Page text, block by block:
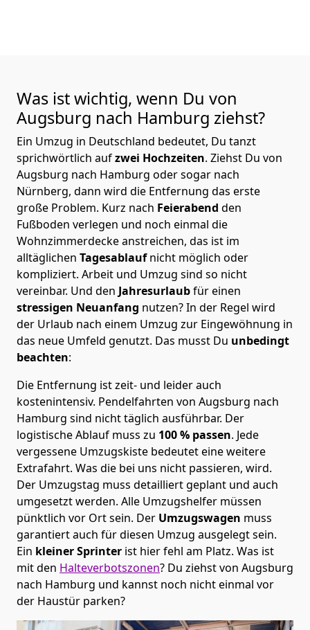
Was ist wichtig, wenn Du von
Augsburg nach Hamburg ziehst?
Ein Umzug in Deutschland bedeutet, Du tanzt
sprichwörtlich aufzwei Hochzeiten. Ziehst Du von
Augsburg nach Hamburg oder sogar nach
Nürnberg, dann wird die Entfernung das erste
große Problem. Kurz nach Feierabend den
Fußboden verlegen und noch einmal die
Wohnzimmerdecke anstreichen, das ist im
alltäglichen Tagesablaufnicht möglich oder
kompliziert. Arbeit und Umzug sind so nicht
vereinbar. Und den Jahresurlaubfür einen
stressigen Neuanfang nutzen? In der Regel wird
der Urlaub nach einem Umzug zur Eingewöhnung in
das neue Umfeld genutzt. Das musst Du unbedingt
beachten:
Die Entfernung ist zeit- und leider auch
kostenintensiv. Pendelfahrten von Augsburg nach
Hamburg sind nicht täglich ausführbar. Der
logistische Ablauf muss zu 100 % passen. Jede
vergessene Umzugskiste bedeutet eine weitere
Extrafahrt. Was die bei uns nicht passieren, wird.
Der Umzugstag muss detailliert geplant und auch
umgesetzt werden. Alle Umzugshelfer müssen
pünktlich vor Ort sein. Der Umzugswagen muss
garantiert auch für diesen Umzug ausgelegt sein.
Ein kleiner Sprinter ist hier fehl am Platz. Was ist
mit den Halteverbotszonen? Du ziehst von Augsburg
nach Hamburg und kannst noch nicht einmal vor
der Haustür parken?